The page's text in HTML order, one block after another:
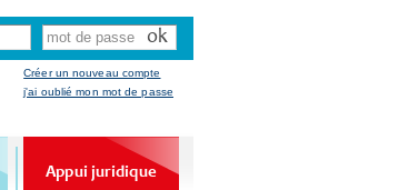
Créer un nouveau compte
j'ai oublié mon mot de passe
Appui juridique